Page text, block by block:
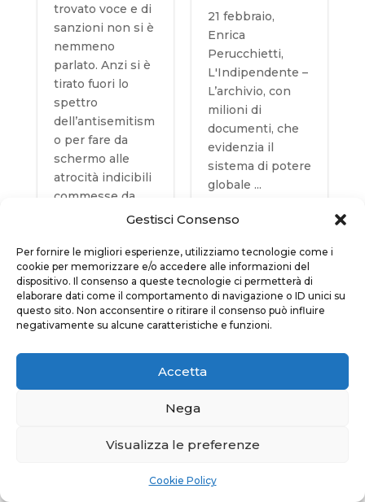
Gestisci Consenso
Per fornire le migliori esperienze, utilizziamo tecnologie come i
cookie per memorizzare e/o accedere alle informazioni del
dispositivo. Il consenso a queste tecnologie ci permetterà di
elaborare dati come il comportamento di navigazione o ID unici su
questo sito. Non acconsentire o ritirare il consenso può influire
negativamente su alcune caratteristiche e funzioni.
Accetta
Nega
Visualizza le preferenze
Cookie Policy
trovato voce e di
sanzioni non si è
nemmeno
parlato. Anzi si è
tirato fuori lo
spettro
dell’antisemitism
o per fare da
schermo alle
atrocità indicibili
commesse da
Israele. Dopo il
del Venezuela e il
rapimento di
Maduro, ci ha
pensato Trump a
spazzare via il
avevano agitato
21 febbraio,
Enrica
Perucchietti,
L'Indipendente –
L’archivio, con
milioni di
documenti, che
evidenzia il
sistema di potere
globale ...
Leggi di più...
Admin |
Feb
23, 2026
- PERCHÉ